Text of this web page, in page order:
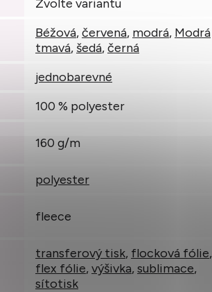
Zvolte variantu
Béžová,červená, modrá, Modrá
tmavá, šedá,černá
jednobarevné
100 % polyester
160 g/m
polyester
fleece
transferový tisk, flocková fólie,
flex fólie, výšivka, sublimace,
sítotisk